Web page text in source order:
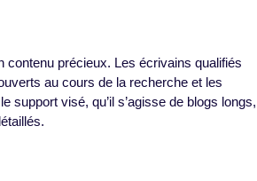
contenu précieux. Les écrivains qualifiés
au cours de la recherche et les
visé, qu’il s’agisse de blogs longs,